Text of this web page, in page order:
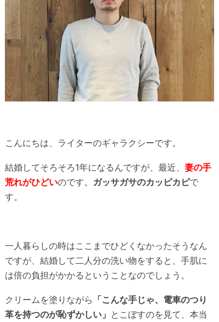
こんにちは、ライターのギャラクシーです。
結婚してそろそろ1年になるんですが、最近、 妻の手
荒れがひどいのです。 ガッサガサのカッピカピで
す。
一人暮らしの時はここまでひどくなかったそうなん
ですが、結婚して二人分の洗い物をすると、手肌に
は倍の負担がかかるということなのでしょう。
クリームを塗りながら
「こんな手じゃ、電車のつり
革を持つのが恥ずかしい」
とこぼすのを見て、本当